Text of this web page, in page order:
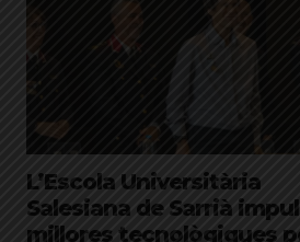
L’Escola Universitària
Salesiana de Sarrià
millores tecnològiques